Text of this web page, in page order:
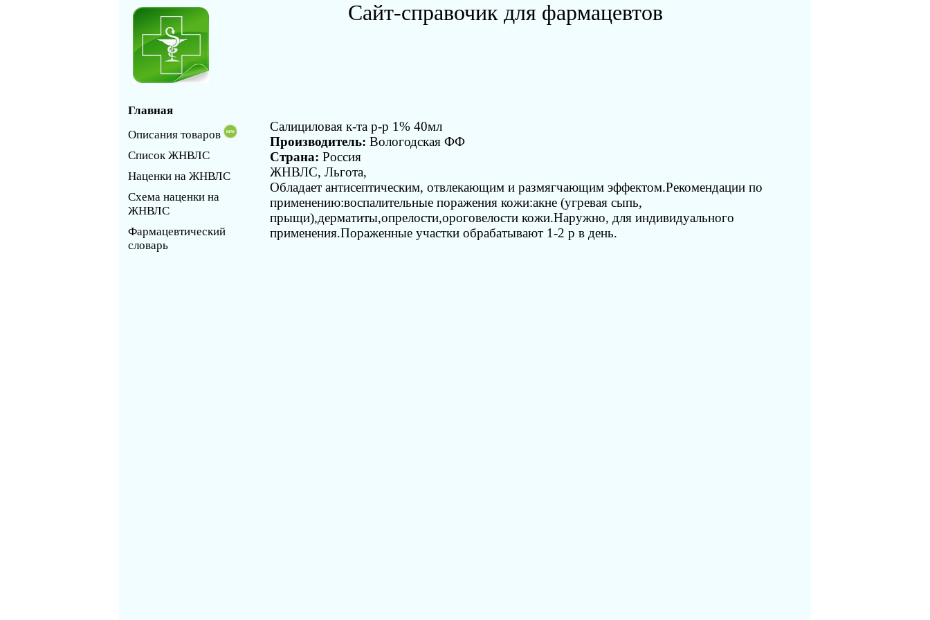
Сайт-справочик для фармацевтов
Главная
Описания товаров
Список ЖНВЛС
Наценки на ЖНВЛС
Схема наценки на
ЖНВЛС
Фармацевтический
словарь
Салициловая к-та р-р 1% 40мл
Производитель: Вологодская ФФ
Страна: Россия
ЖНВЛС, Льгота,
Обладает антисептическим, отвлекающим и размягчающим эффектом.Рекомендации по
применению:воспалительные поражения кожи:акне (угревая сыпь,
прыщи),дерматиты,опрелости,ороговелости кожи.Наружно, для индивидуального
применения.Пораженные участки обрабатывают 1-2 р в день.